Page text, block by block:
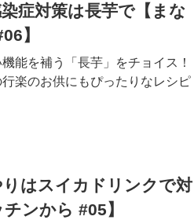
症対策は長芋で【まな
】
能を補う「長芋」をチョイス！
楽のお供にもぴったりなレシピ
はスイカドリンクで対
ンから #05】